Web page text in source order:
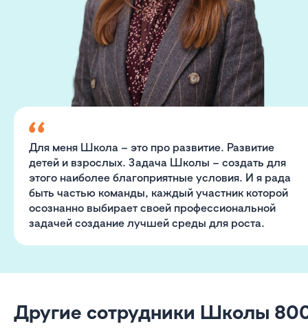
Для меня Школа – это про развитие. Развитие
детей и взрослых. Задача Школы – создать для
этого наиболее благоприятные условия. И я рада
быть частью команды, каждый участник которой
осознанно выбирает своей профессиональной
задачей создание лучшей среды для роста.
Другие сотрудники Школы